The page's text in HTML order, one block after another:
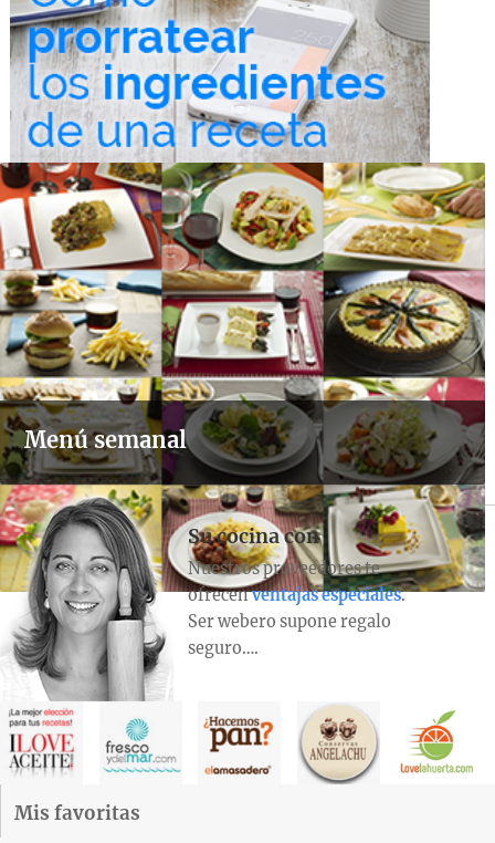
Menú semanal
Su cocina con
Nuestros proveedores te
ofrecenventajas especiales.
Ser webero supone regalo
seguro….
Mis favoritas